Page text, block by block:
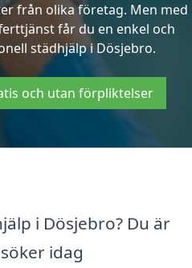
från olika företag. Men med
får du en enkel och
städhjälp i Dösjebro.
och utan förpliktelser
i Dösjebro? Du är
idag